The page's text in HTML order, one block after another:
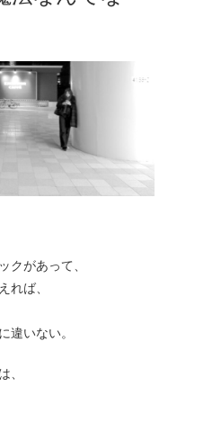
クがあって、
れば、
違いない。
、